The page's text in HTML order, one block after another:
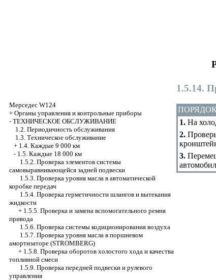
Мерседес W124
+ Органы управления и контрольные приборы
- ТЕХНИЧЕСКОЕ ОБСЛУЖИВАНИЕ
1.2. Периодичность обслуживания
1.3. Техническое обслуживание
+ 1.4. Каждые 9 000 км
- 1.5. Каждые 18 000 км
1.5.2. Проверка элементов системы
самовыравнивающейся задней подвески
1.5.3. Проверка уровня масла в автоматической
коробке передач
1.5.4. Проверка герметичности шлангов и вытекания
жидкости
+ 1.5.5. Проверка и замена вспомогательного ремня
привода
1.5.6. Проверка системы кодиционирования воздуха
1.5.7. Проверка уровня масла в поршневом
амортизаторе (STROMBERG)
+ 1.5.8. Проверка оборотов холостого хода и качества
топливной смеси
1.5.9. Проверка передней подвески и рулевого
управления
1.5.14.
1. На
2.
3.